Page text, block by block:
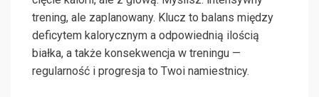
trening, ale zaplanowany. Klucz to balans między
deficytem kalorycznym a odpowiednią ilością
białka, a także konsekwencja w treningu —
regularność i progresja to Twoi namiestnicy.